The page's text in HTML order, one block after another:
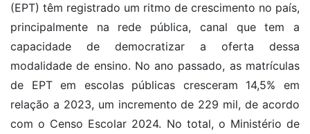
(EPT) têm registrado um ritmo de crescimento no país,
principalmente na rede pública, canal que tem a
capacidade de democratizar a oferta dessa
modalidade de ensino. No ano passado, as matrículas
de EPT em escolas públicas cresceram 14,5% em
relação a 2023, um incremento de 229 mil, de acordo
com o Censo Escolar 2024. No total, o Ministério de